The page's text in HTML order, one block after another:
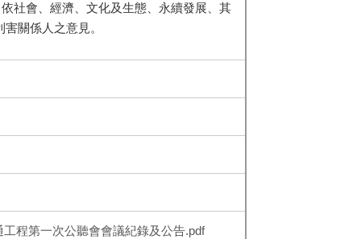
社會、經濟、文化及生態、永續發展、其
關係人之意見。
程第一次公聽會會議紀錄及公告.pdf